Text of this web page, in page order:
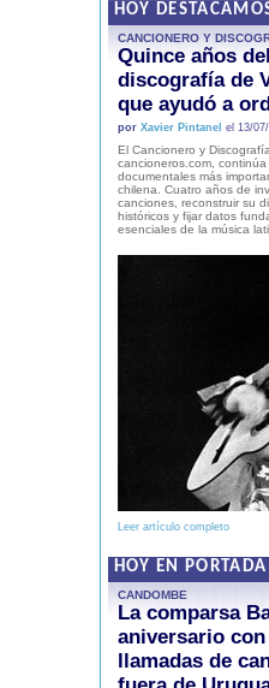
HOY
CANCIONERO Y
Quince años
discografía de
que ayudó a
por Xavier Pintanel el 13/
El Cancionero y
cancioneros.com,
documentales más
chilena. Cuatro años de
canciones, reconstruir su
históricos y fijar datos
esenciales de la música
Leer artículo completo
HOY EN PORTADA
CANDOMBE
La comparsa
aniversario
llamadas de